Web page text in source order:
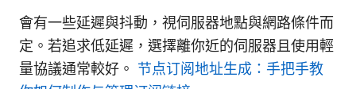
會有一些延遲與抖動，視伺服器地點與網路條件而
定。若追求低延遲，選擇離你近的伺服器且使用輕
量協議通常較好。 节点订阅地址生成：手把手教